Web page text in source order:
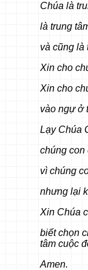
Chúa là
là trung
và cũng là
Xin cho
Xin cho
vào ngự ở
Lạy Chúa
chúng con
vì chúng
nhưng lại
Xin Chúa
biết chọn
tâm cuộc
Amen.